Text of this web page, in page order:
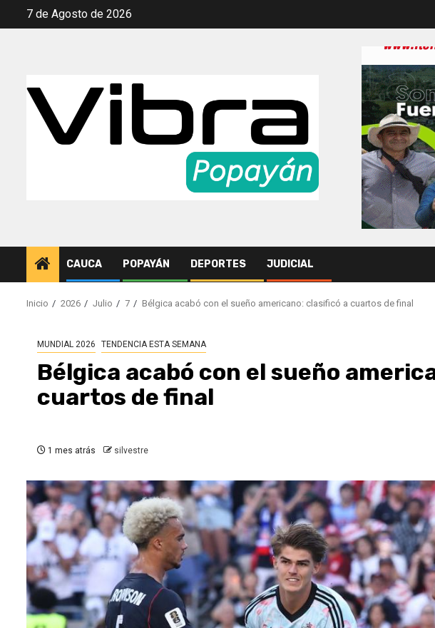
Saltar7 de Agosto de 2026
CAUCA POPAYÁN DEPORTES JUDICIAL
Inicio 2026 Julio 7 Bélgica acabó con el sueño americano: clasificó a cuartos de final
MUNDIAL 2026 TENDENCIA ESTA SEMANA
Bélgica acabó con el sueño
cuartos de final
1 mes atrás silvestre